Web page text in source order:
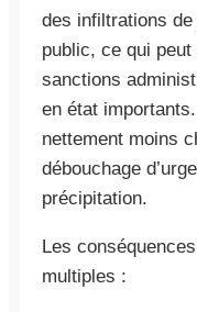
des infiltrations
public, ce qui
sanctions
en état
nettement moins
débouchage
précipitation.
Les
multiples :